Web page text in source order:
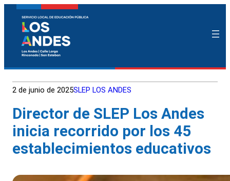
2 de junio de 2025SLEP LOS ANDES
Director de SLEP Los Andes
inicia recorrido por los 45
establecimientos educativos